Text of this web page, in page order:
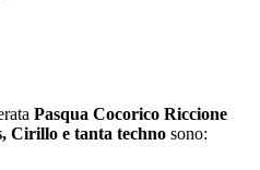
Pasqua Cocorico Riccione
Cirillo e tanta techno sono: